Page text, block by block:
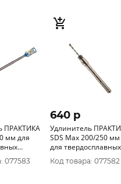
ПРАКТИКА
мм для
899
077583
640 p
Удлинитель
SDS Max 200/250 мм
для твердосплавных
коронок 773-866
Код товара: 077582